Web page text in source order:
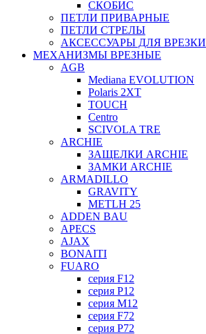
СКОБИС
ПЕТЛИ ПРИВАРНЫЕ
ПЕТЛИ СТРЕЛЫ
АКСЕССУАРЫ ДЛЯ ВРЕЗКИ
МЕХАНИЗМЫ ВРЕЗНЫЕ
AGB
Mediana EVOLUTION
Polaris 2XT
TOUCH
Centro
SCIVOLA TRE
ARCHIE
ЗАЩЕЛКИ ARCHIE
ЗАМКИ ARCHIE
ARMADILLO
GRAVITY
METLH 25
ADDEN BAU
APECS
AJAX
BONAITI
FUARO
серия F12
серия P12
серия M12
серия F72
серия P72